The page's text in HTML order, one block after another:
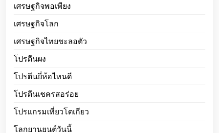
เศรษฐกิจพอเพียง
เศรษฐกิจโลก
เศรษฐกิจไทยชะลอตัว
โปรตีนผง
โปรตีนยี่ห้อไหนดี
โปรตีนเชครสอร่อย
โปรแกรมเที่ยวโตเกียว
โลกยานยนต์วันนี้